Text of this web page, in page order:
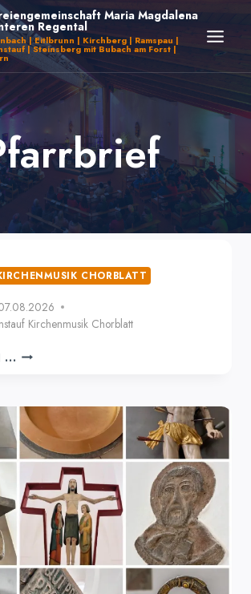
Maria Magdalena
Regental
| Eitlbrunn | Kirchberg | Ramspau |
| Steinsberg mit Bubach am Forst |
CHORBLATT
Kirchenmusik Chorblatt
...